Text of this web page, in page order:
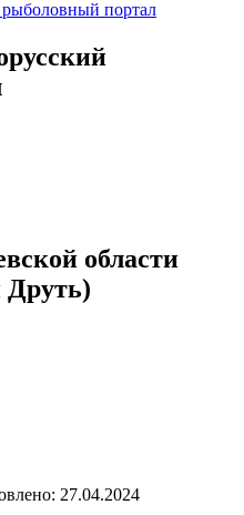
области
Друть)
27.04.2024